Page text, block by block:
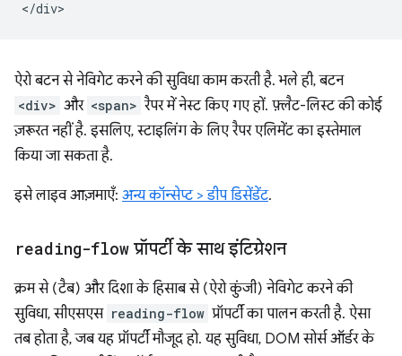
ऐरो बटन से नेविगेट करने की सुविधा काम करती है. भले ही, बटन
<div> और <span> रैपर में नेस्ट किए गए हों. फ़्लैट-लिस्ट की कोई
ज़रूरत नहीं है. इसलिए, स्टाइलिंग के लिए रैपर एलिमेंट का इस्तेमाल
किया जा सकता है.
इसे लाइव आज़माएँ: अन्य कॉन्सेप्ट > डीप डिसेंडेंट.
reading-flow प्रॉपर्टी के साथ इंटिग्रेशन
क्रम से (टैब) और दिशा के हिसाब से (ऐरो कुंजी) नेविगेट करने की
सुविधा, सीएसएस reading-flow प्रॉपर्टी का पालन करती है. ऐसा
तब होता है, जब यह प्रॉपर्टी मौजूद हो. यह सुविधा, DOM सोर्स ऑर्डर के